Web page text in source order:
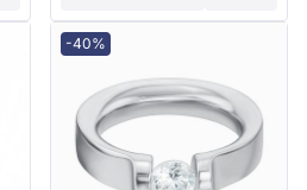
-40%